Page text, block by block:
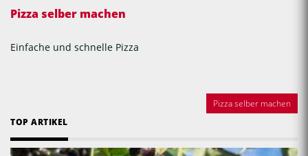
Pizza selber machen
Einfache und schnelle Pizza
Pizza selber machen
TOP ARTIKEL